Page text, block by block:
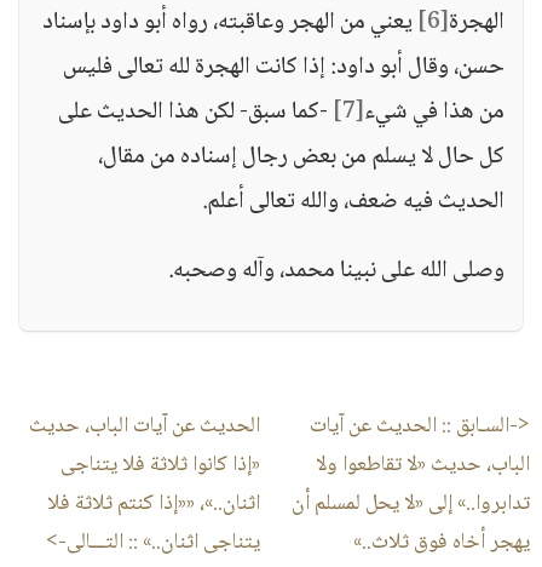
الهجرة[6]
يعني من الهجر وعاقبته، رواه أبو داود بإسناد
حسن، وقال أبو داود: إذا كانت الهجرة لله تعالى فليس
من هذا في شيء[7]
-كما سبق- لكن هذا الحديث على
كل حال لا يسلم من بعض رجال إسناده من مقال،
الحديث فيه ضعف، والله تعالى أعلم.
وصلى الله على نبينا محمد، وآله وصحبه.
<-السـابق ::الحديث عن آيات
الباب، حديث «لا تقاطعوا ولا
تدابروا..» إلى «لا يحل لمسلم أن
يهجر أخاه فوق ثلاث..»
الحديث عن آيات الباب، حديث
«إذا كانوا ثلاثة فلا يتناجى
اثنان..»، ««إذا كنتم ثلاثة فلا
يتناجى اثنان..» :: التـــالى->